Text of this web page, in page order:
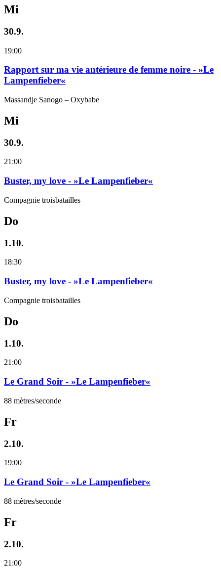
Mi
30.9.
19:00
Rapport sur ma vie antérieure de femme noire - »Le
Lampenfieber«
Massandje Sanogo – Oxybabe
Mi
30.9.
21:00
Buster, my love - »Le Lampenfieber«
Compagnie troisbatailles
Do
1.10.
18:30
Buster, my love - »Le Lampenfieber«
Compagnie troisbatailles
Do
1.10.
21:00
Le Grand Soir - »Le Lampenfieber«
88 mètres/seconde
Fr
2.10.
19:00
Le Grand Soir - »Le Lampenfieber«
88 mètres/seconde
Fr
2.10.
21:00